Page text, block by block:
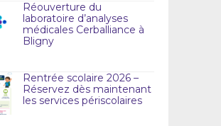
Réouverture du
laboratoire d’analyses
médicales Cerballiance à
Bligny
Rentrée scolaire 2026 –
Réservez dès maintenant
les services périscolaires